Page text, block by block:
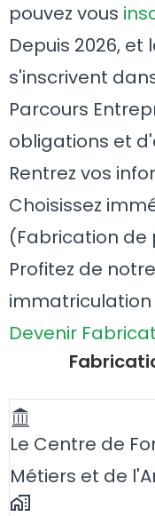
pouvez vous
Depuis 2026,
s'inscrivent
Parcours
obligations et
Rentrez vos
Choisissez
(Fabrication de
Profitez de
immatriculation
Devenir
Le Centre de
Métiers et de